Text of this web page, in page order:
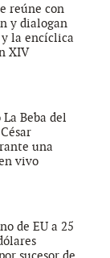
reúne con
y dialogan
y la encíclica
XIV
Beba del
una
vivo
de EU a 25